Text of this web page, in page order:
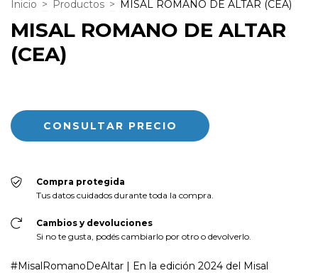
Inicio > Productos > MISAL ROMANO DE ALTAR (CEA)
MISAL ROMANO DE ALTAR
(CEA)
Compra protegida
Tus datos cuidados durante toda la compra.
Cambios y devoluciones
Si no te gusta, podés cambiarlo por otro o devolverlo.
#MisalRomanoDeAltar | En la edición 2024 del Misal